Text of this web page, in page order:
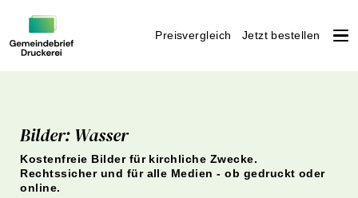
Preisvergleich Jetzt bestellen
Bilder: Wasser
Kostenfreie Bilder für kirchliche Zwecke.
Rechtssicher und für alle Medien - ob gedruckt oder
online.